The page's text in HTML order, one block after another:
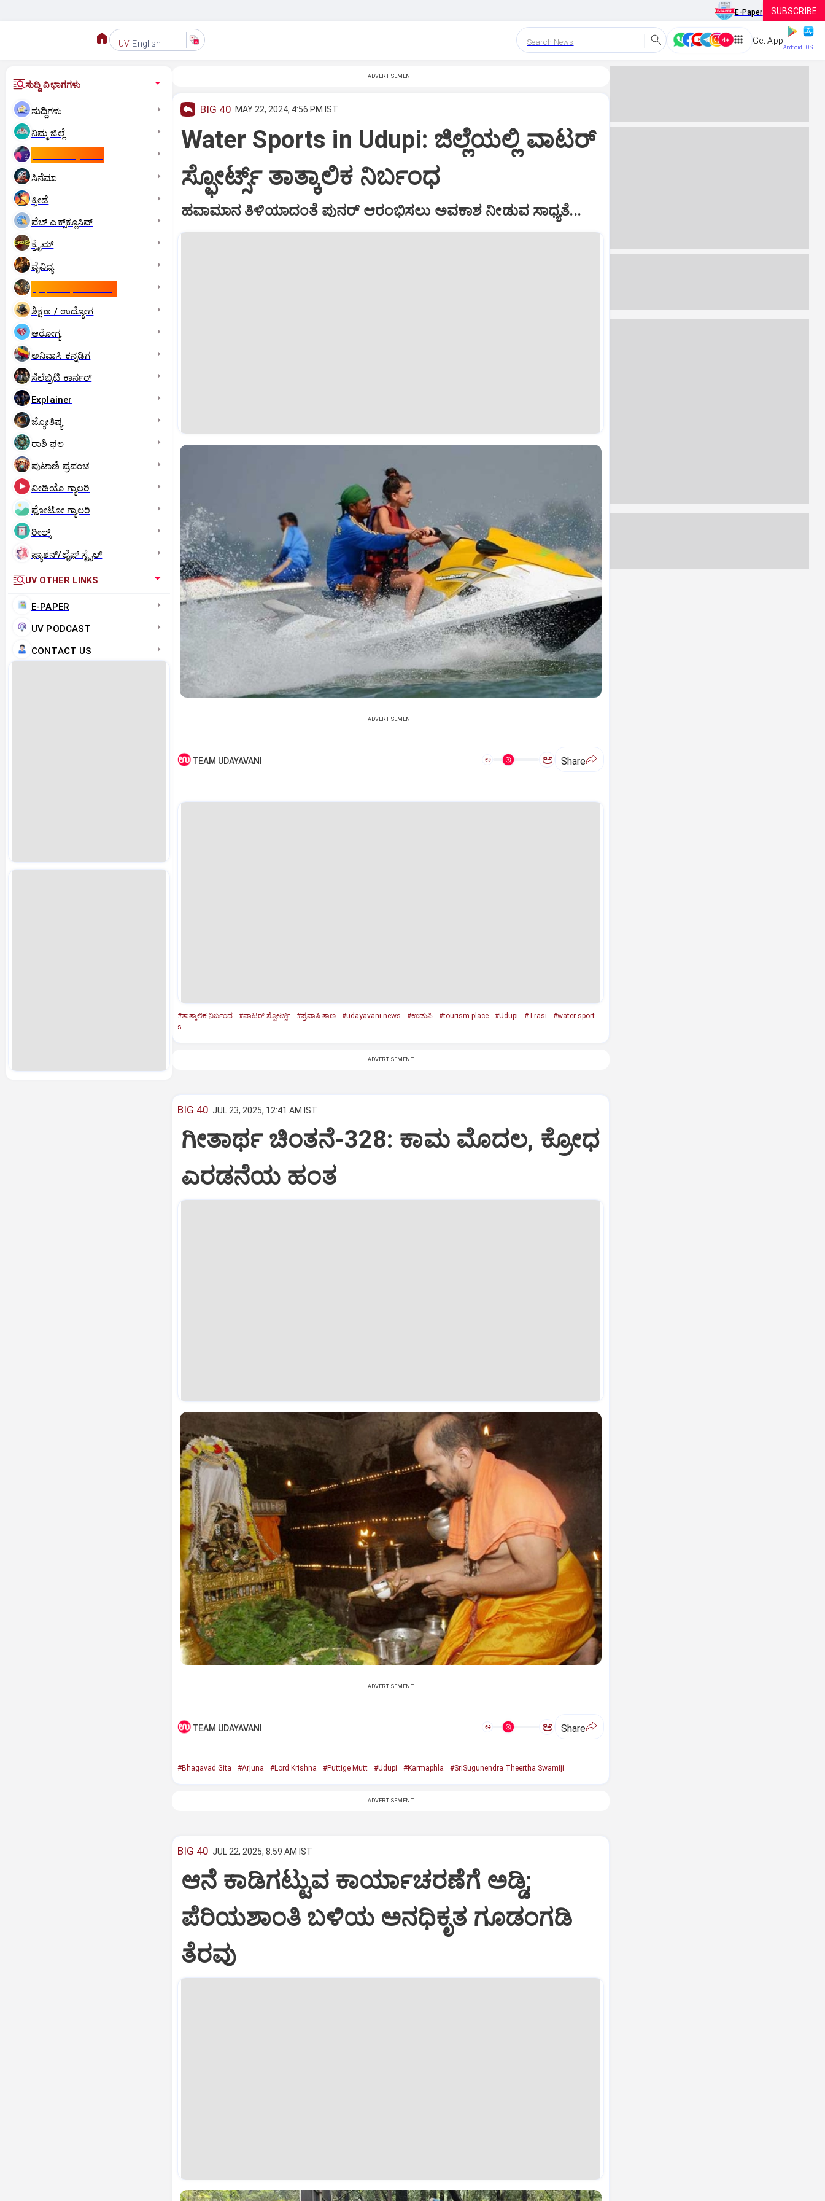
E-Paper SUBSCRIBE
UV English Search News Get App
Android iOS
ಸುದ್ದಿ ವಿಭಾಗಗಳು
ಸುದ್ದಿಗಳು
ನಿಮ್ಮ ಜಿಲ್ಲೆ
ಸಿನೆಮಾ
ಕ್ರೀಡೆ
ವೆಬ್ ಎಕ್ಸ್‌ಕ್ಲೂಸಿವ್
ಕ್ರೈಮ್
ವೈವಿಧ್ಯ
ಶಿಕ್ಷಣ / ಉದ್ಯೋಗ
ಆರೋಗ್ಯ
ಅನಿವಾಸಿ ಕನ್ನಡಿಗ
ಸೆಲೆಬ್ರಿಟಿ ಕಾರ್ನರ್‌
Explainer
ಜ್ಯೋತಿಷ್ಯ
ರಾಶಿ ಫಲ
ಪುಟಾಣಿ ಪ್ರಪಂಚ
ವೀಡಿಯೊ ಗ್ಯಾಲರಿ
ಫೋಟೋ ಗ್ಯಾಲರಿ
ರೀಲ್ಸ್
ಫ್ಯಾಶನ್/ಲೈಫ್‌ ಸ್ಟೈಲ್
UV OTHER LINKS
E-PAPER
UV PODCAST
CONTACT US
ADVERTISEMENT
BIG 40 MAY 22, 2024, 4:56 PM IST
Water Sports in Udupi: ಜಿಲ್ಲೆಯಲ್ಲಿ ವಾಟರ್‌
ಸ್ಫೋರ್ಟ್ಸ್ ತಾತ್ಕಾಲಿಕ ನಿರ್ಬಂಧ
ಹವಾಮಾನ ತಿಳಿಯಾದಂತೆ ಪುನರ್‌ ಆರಂಭಿಸಲು ಅವಕಾಶ ನೀಡುವ ಸಾಧ್ಯತೆ...
ADVERTISEMENT
TEAM UDAYAVANI ಅ ಅ Share
#ತಾತ್ಕಾಲಿಕ ನಿರ್ಬಂಧ #ವಾಟರ್‌ ಸ್ಪೋರ್ಟ್ಸ್ #ಪ್ರವಾಸಿ ತಾಣ #udayavani news #ಉಡುಪಿ #tourism place #Udupi #Trasi
#water sport
s
ADVERTISEMENT
BIG 40 JUL 23, 2025, 12:41 AM IST
ಗೀತಾರ್ಥ ಚಿಂತನೆ-328: ಕಾಮ ಮೊದಲ, ಕ್ರೋಧ
ಎರಡನೆಯ ಹಂತ
ADVERTISEMENT
TEAM UDAYAVANI ಅ ಅ Share
#Bhagavad Gita #Arjuna #Lord Krishna #Puttige Mutt #Udupi #Karmaphla #SriSugunendra Theertha Swamiji
ADVERTISEMENT
BIG 40 JUL 22, 2025, 8:59 AM IST
ಆನೆ ಕಾಡಿಗಟ್ಟುವ ಕಾರ್ಯಾಚರಣೆಗೆ ಅಡ್ಡಿ;
ಪೆರಿಯಶಾಂತಿ ಬಳಿಯ ಅನಧಿಕೃತ ಗೂಡಂಗಡಿ
ತೆರವು